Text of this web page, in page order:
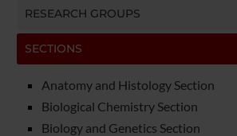
RESEARCH GROUPS
SECTIONS
Anatomy and Histology Section
Biological Chemistry Section
Biology and Genetics Section